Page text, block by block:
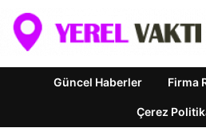
Güncel Haberler Firma
Çerez